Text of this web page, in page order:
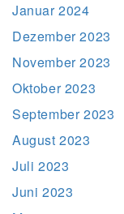
Januar 2024
Dezember 2023
November 2023
Oktober 2023
September 2023
August 2023
Juli 2023
Juni 2023